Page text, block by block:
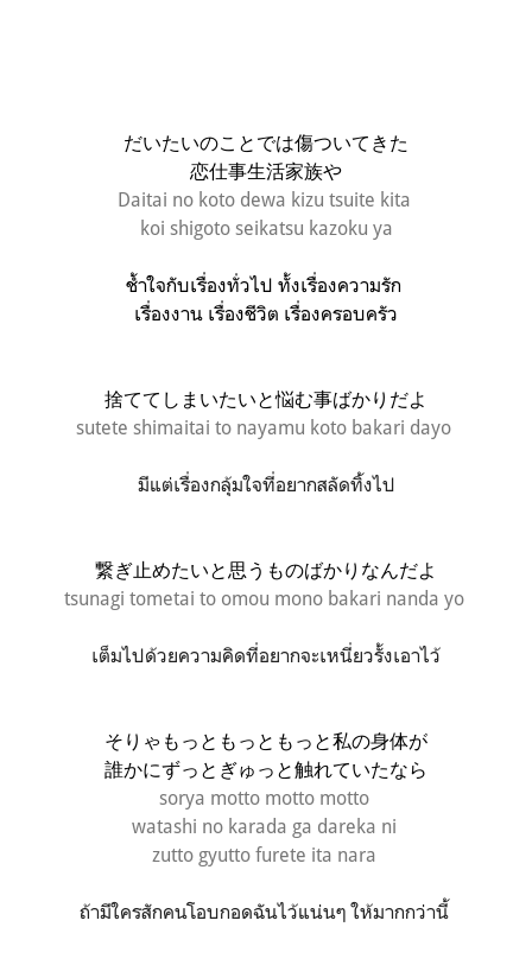
だいたいのことでは傷ついてきた
恋仕事生活家族や
Daitai no koto dewa kizu tsuite kita
koi shigoto seikatsu kazoku ya
ช้ำใจกับเรื่องทั่วไป ทั้งเรื่องความรัก
เรื่องงาน เรื่องชีวิต เรื่องครอบครัว
捨ててしまいたいと悩む事ばかりだよ
sutete shimaitai to nayamu koto bakari dayo
มีแต่เรื่องกลุ้มใจที่อยากสลัดทิ้งไป
繋ぎ止めたいと思うものばかりなんだよ
tsunagi tometai to omou mono bakari nanda yo
เต็มไปด้วยความคิดที่อยากจะเหนี่ยวรั้งเอาไว้
そりゃもっともっともっと私の身体が
誰かにずっとぎゅっと触れていたなら
sorya motto motto motto
watashi no karada ga dareka ni
zutto gyutto furete ita nara
ถ้ามีใครสักคนโอบกอดฉันไว้แน่นๆ ให้มากกว่านี้